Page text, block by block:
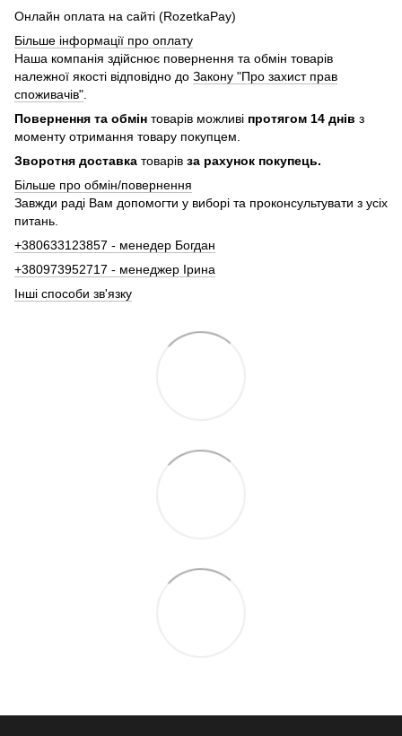
Онлайн оплата на сайті (RozetkaPay)
Більше інформації про оплату
Наша компанія здійснює повернення та обмін товарів
належної якості відповідно до Закону "Про захист прав
споживачів"
Повернення та обмін товарів можливі протягом 14 днів з
моменту отримання товару покупцем.
Зворотня доставка товарів за рахунок покупець.
Більше про обмін/повернення
Завжди раді Вам допомогти у виборі та проконсультувати з усіх
питань.
+380633123857 - менедер Богдан
+380973952717 - менеджер Ірина
Інші способи зв'язку